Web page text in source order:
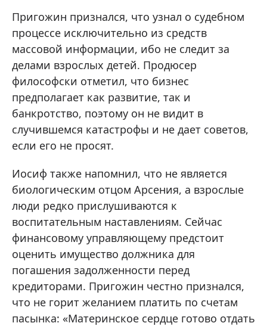
Пригожин признался, что узнал о судебном
процессе исключительно из средств
массовой информации, ибо не следит за
делами взрослых детей. Продюсер
философски отметил, что бизнес
предполагает как развитие, так и
банкротство, поэтому он не видит в
случившемся катастрофы и не дает советов,
если его не просят.
Иосиф также напомнил, что не является
биологическим отцом Арсения, а взрослые
люди редко прислушиваются к
воспитательным наставлениям. Сейчас
финансовому управляющему предстоит
оценить имущество должника для
погашения задолженности перед
кредиторами. Пригожин честно признался,
что не горит желанием платить по счетам
пасынка: «Материнское сердце готово отдать